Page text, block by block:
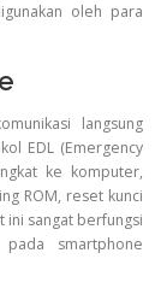
oleh para
langsung
EDL (Emergency
ke komputer,
ROM, reset kunci
ini sangat berfungsi
smartphone